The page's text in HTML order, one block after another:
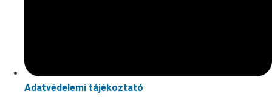
Adatvédelemi tájékoztató